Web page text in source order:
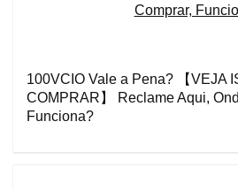
100VCIO Vale a Pena? 【VEJA
COMPRAR】 Reclame Aqui,
Funciona?